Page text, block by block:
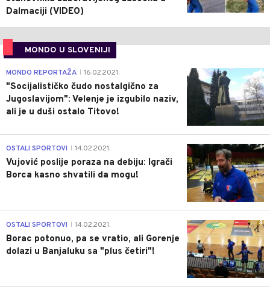
Dalmaciji (VIDEO)
MONDO U SLOVENIJI
4
MONDO REPORTAŽA 16.02.2021.
"Socijalističko čudo nostalgično za
Jugoslavijom": Velenje je izgubilo naziv,
ali je u duši ostalo Titovo!
1
OSTALI SPORTOVI 14.02.2021.
Vujović poslije poraza na debiju: Igrači
Borca kasno shvatili da mogu!
3
OSTALI SPORTOVI 14.02.2021.
Borac potonuo, pa se vratio, ali Gorenje
dolazi u Banjaluku sa "plus četiri"!